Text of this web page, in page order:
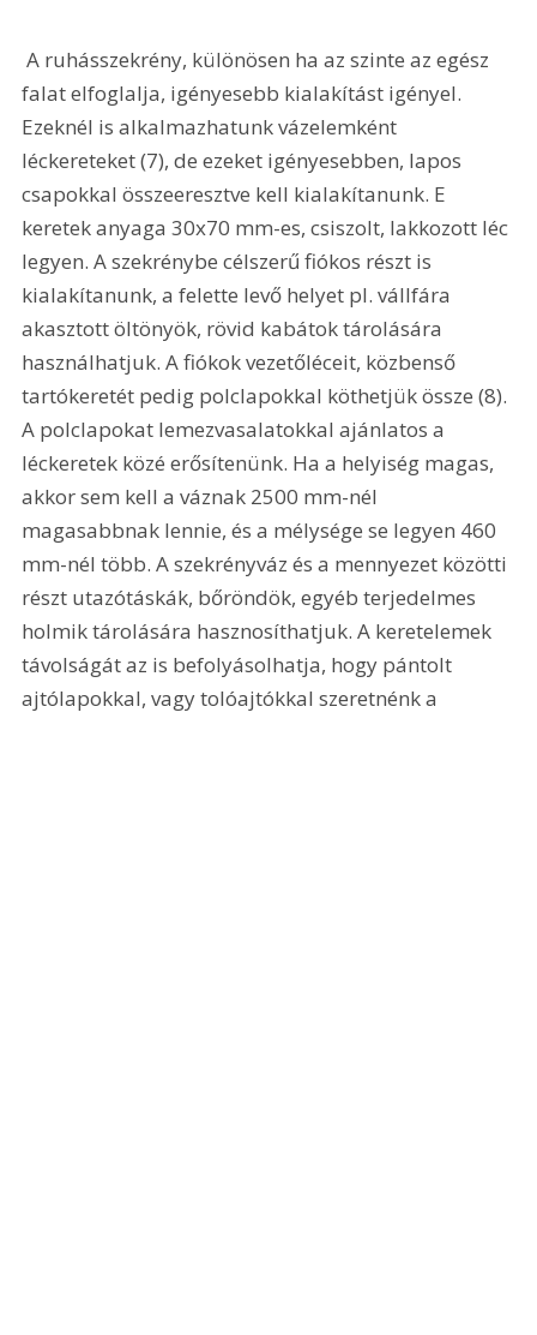
A ruhásszekrény, különösen ha az szinte az egész
falat elfoglalja, igényesebb kialakítást igényel.
Ezeknél is alkalmazhatunk vázelemként
léckereteket (7), de ezeket igényesebben, lapos
csapokkal összeeresztve kell kialakítanunk. E
keretek anyaga 30x70 mm-es, csiszolt, lakkozott léc
legyen. A szekrénybe célszerű fiókos részt is
kialakítanunk, a felette levő helyet pl. vállfára
akasztott öltönyök, rövid kabátok tárolására
használhatjuk. A fiókok vezetőléceit, közbenső
tartókeretét pedig polclapokkal köthetjük össze (8).
A polclapokat lemezvasalatokkal ajánlatos a
léckeretek közé erősítenünk. Ha a helyiség magas,
akkor sem kell a váznak 2500 mm-nél
magasabbnak lennie, és a mélysége se legyen 460
mm-nél több. A szekrényváz és a mennyezet közötti
részt utazótáskák, bőröndök, egyéb terjedelmes
holmik tárolására hasznosíthatjuk. A keretelemek
távolságát az is befolyásolhatja, hogy pántolt
ajtólapokkal, vagy tolóajtókkal szeretnénk a